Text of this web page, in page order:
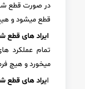
در صورت قطع
قطع میشود و
ایراد های
تمام عملکرد
میخورد و هیچ
ایراد های